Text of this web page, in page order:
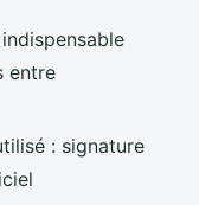
indispensable
entre
: signature